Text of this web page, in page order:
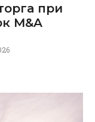
при
M&A